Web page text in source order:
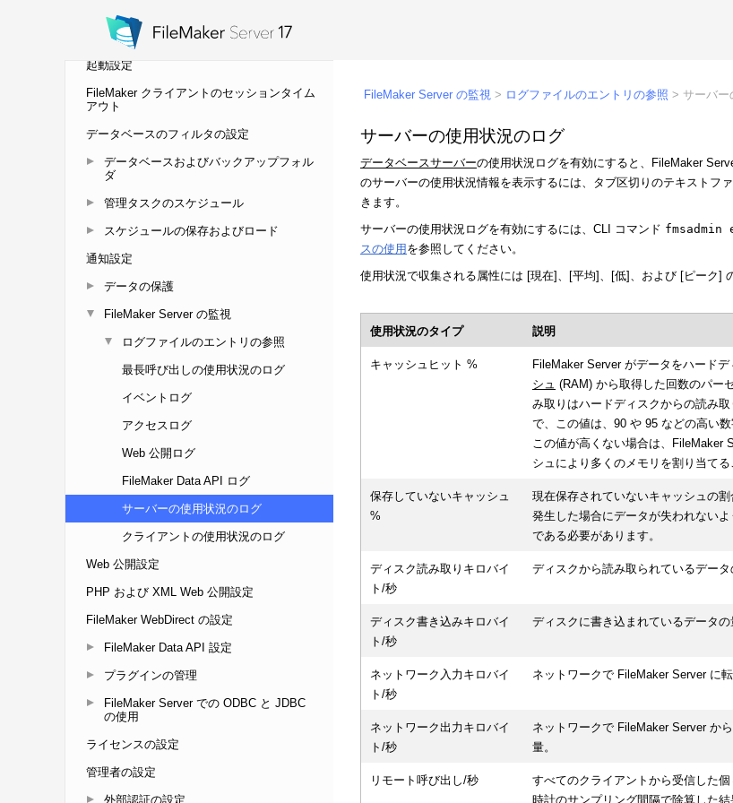
サーバー情報の設定
起動設定
FileMaker クライアントのセッションタイム
アウト
データベースのフィルタの設定
データベースおよびバックアップフォル
ダ
管理タスクのスケジュール
スケジュールの保存およびロード
通知設定
データの保護
FileMaker Server の監視
ログファイルのエントリの参照
最長呼び出しの使用状況のログ
イベントログ
アクセスログ
Web 公開ログ
FileMaker Data API ログ
サーバーの使用状況のログ
クライアントの使用状況のログ
Web 公開設定
PHP および XML Web 公開設定
FileMaker WebDirect の設定
FileMaker Data API 設定
プラグインの管理
FileMaker Server での ODBC と JDBC
の使用
ライセンスの設定
管理者の設定
外部認証の設定